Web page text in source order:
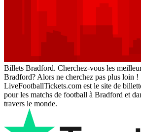
Billets Bradford. Cherchez-vous les
Bradford? Alors ne cherchez pas plus loin !
LiveFootballTickets.com est le site de
pour les matchs de football à Bradford et
travers le monde.